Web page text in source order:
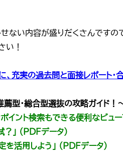
ない内容が盛りだくさんですの
い！
充実の過去問と面接レポート・
型・総合型選抜の攻略ガイド！
イント検索もできる便利なビュ
」 （PDFデータ）
活用しよう」 （PDFデータ）